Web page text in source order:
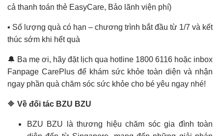
cả thanh toán thẻ EasyCare, Bảo lãnh viện phí)
▪️ Số lượng quà có hạn – chương trình bắt đầu từ 1/7 và kết
thúc sớm khi hết quà
🔔 Ba mẹ ơi, hãy đặt lịch qua hotline 1800 6116 hoặc inbox
Fanpage CarePlus để khám sức khỏe toàn diện và nhận
ngay phần quà chăm sóc sức khỏe cho bé yêu ngay nhé!
🔶 Về đối tác BZU BZU
BZU BZU là thương hiệu chăm sóc gia đình toàn